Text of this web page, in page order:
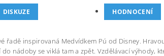
DISKUZE HODNOCENÍ
řadě inspirovaná Medvídkem Pú od Disney.
nádoby se viklá tam a zpět. Vzdělávací výhody,